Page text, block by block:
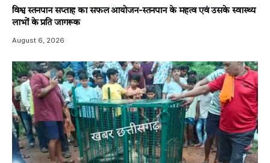
विश्व स्तनपान सप्ताह का सफल आयोजन-स्तनपान के महत्व एवं उसके स्वास्थ्य
लाभों के प्रति जागरूक
August 6, 2026